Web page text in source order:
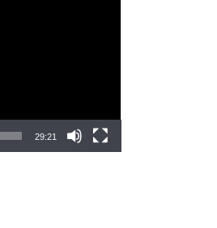
29:21